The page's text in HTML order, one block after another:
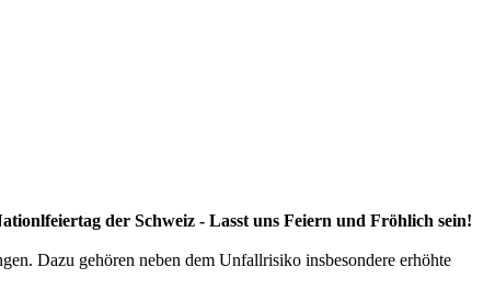
der Schweiz - Lasst uns Feiern und Fröhlich sein!
Dazu gehören neben dem Unfallrisiko insbesondere erhöhte